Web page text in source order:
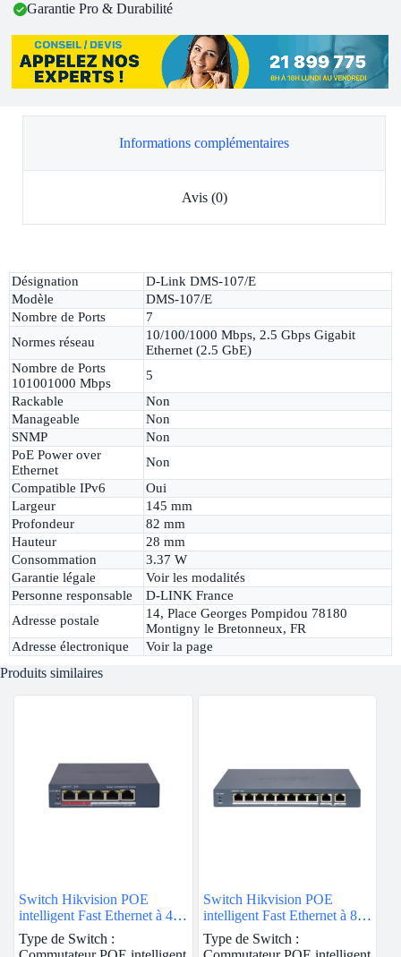
Garantie Pro & Durabilité
Informations complémentaires
Avis (0)
Désignation
D-Link DMS-107/E
Modèle
DMS-107/E
Nombre de Ports
7
Normes réseau
10/100/1000 Mbps, 2.5 Gbps Gigabit
Ethernet (2.5 GbE)
Nombre de Ports
101001000 Mbps
5
Rackable
Non
Manageable
Non
SNMP
Non
PoE Power over
Ethernet
Non
Compatible IPv6
Oui
Largeur
145 mm
Profondeur
82 mm
Hauteur
28 mm
Consommation
3.37 W
Garantie légale
Voir les modalités
Personne responsable
D-LINK France
Adresse postale
14, Place Georges Pompidou 78180
Montigny le Bretonneux, FR
Adresse électronique
Voir la page
Produits similaires
Switch Hikvision POE
intelligent Fast Ethernet à 4
ports
Type de Switch :
Switch Hikvision POE
intelligent Fast Ethernet à 8
ports
Type de Switch :